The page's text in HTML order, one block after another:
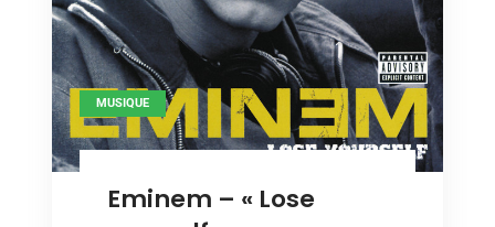
MUSIQUE
Eminem – « Lose